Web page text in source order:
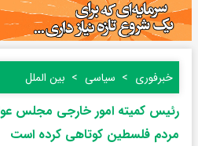
خبرفوری سیاسی بین الملل
رئیس کمیته امور خارجی مجلس
مردم فلسطین کوتاهی کرده است